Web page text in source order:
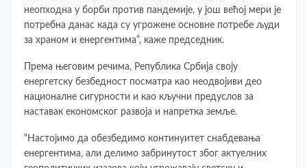
неопходна у борби против пандемије, у још већој мери је
потребна данас када су угрожене основне потребе људи
за храном и енергентима”, каже председник.
Према његовим речима, Република Србија своју
енергетску безбедност посматра као неодвојиви део
националне сигурности и као кључни предуслов за
наставак економског развоја и напретка земље.
“Настојимо да обезбедимо континуитет снабдевања
енергентима, али делимо забринутост због актуелних